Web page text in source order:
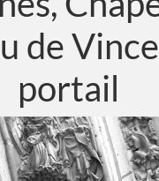
de
portail